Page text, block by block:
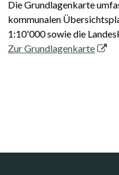
Die Grundlagenkarte
kommunalen
1:10'000 sowie die
Zur Grundlagenkarte